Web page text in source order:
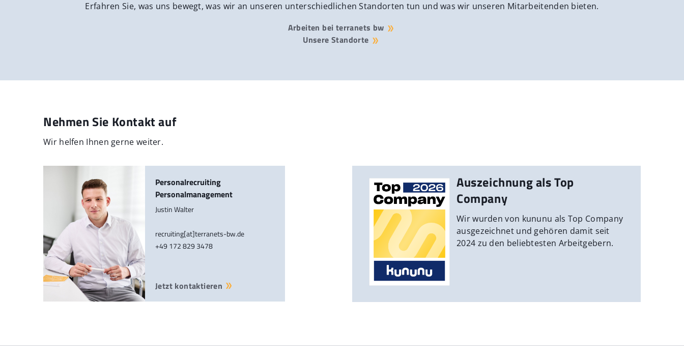
Erfahren Sie, was uns bewegt, was wir an unseren unterschiedlichen Standorten tun und was wir unseren Mitarbeitenden bieten.
Arbeiten bei terranets bw
Unsere Standorte
Nehmen Sie Kontakt auf
Wir helfen Ihnen gerne weiter.
Personalrecruiting
Personalmanagement
Justin Walter
recruiting[at]terranets-bw.de
+49 172 829 3478
Jetzt kontaktieren
Auszeichnung als Top
Company
Wir wurden von kununu als Top Company
ausgezeichnet und gehören damit seit
2024 zu den beliebtesten Arbeitgebern.